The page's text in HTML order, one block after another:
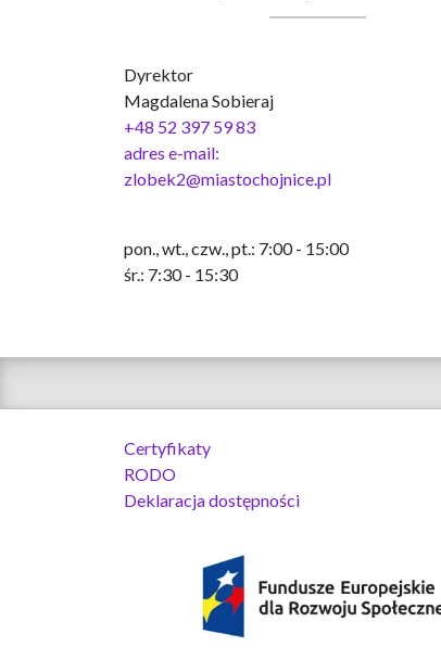
Dyrektor
Magdalena Sobieraj
+48 52 397 59 83
adres e-mail:
zlobek2@miastochojnice.pl
pon., wt., czw., pt.: 7:00 - 15:00
śr.: 7:30 - 15:30
Certyfikaty
RODO
Deklaracja dostępności